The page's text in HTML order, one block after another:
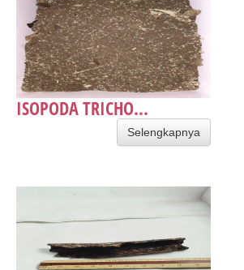
ISOPODA TRICHO...
Selengkapnya